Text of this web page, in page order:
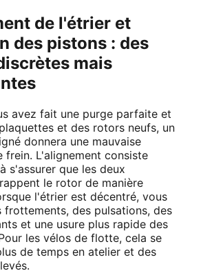
de l'étrier et
des pistons : des
mais
avez fait une purge parfaite et
et des rotors neufs, un
donnera une mauvaise
frein. L'alignement consiste
s'assurer que les deux
le rotor de manière
l'étrier est décentré, vous
frottements, des pulsations, des
et une usure plus rapide des
les vélos de flotte, cela se
de temps en atelier et des